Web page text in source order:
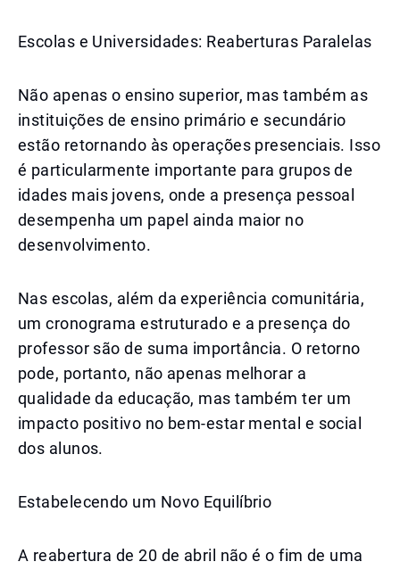
Escolas e Universidades: Reaberturas Paralelas
Não apenas o ensino superior, mas também as
instituições de ensino primário e secundário
estão retornando às operações presenciais. Isso
é particularmente importante para grupos de
idades mais jovens, onde a presença pessoal
desempenha um papel ainda maior no
desenvolvimento.
Nas escolas, além da experiência comunitária,
um cronograma estruturado e a presença do
professor são de suma importância. O retorno
pode, portanto, não apenas melhorar a
qualidade da educação, mas também ter um
impacto positivo no bem-estar mental e social
dos alunos.
Estabelecendo um Novo Equilíbrio
A reabertura de 20 de abril não é o fim de uma